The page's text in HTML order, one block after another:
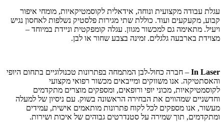
עגלת עבודה מקצועית ונוחה, אידאלית לקוסמטיקאיות, מומחי איפור
קבוע, מקעקעים ועוד. כוללת שתי מגירות פלסטיק נשלפות לאחסון נגיש
ויעיל. מתאימה גם למכשור מגוון. עגלה קומפקטית וניידת במיוחד –
מצוידת בארבעה גלגלים. זמינה בצבע שחור או לבן.
In Laser – חברה כחול-לבן המתמחה בפתרונות טכנולוגיים בתחום היופי
והאסתטיקה. אנו משווקים ומייבאים מכשור רפואי מקצועי
לקוסמטיקאיות, מכוני יופי ורופאים, ומספקים מוצרים מתקדמים
וחדשניים שמהווים את הבחירה הראשונה בשוק. עם ניסיון של למעלה
מעשור, אנו מספקים לכל לקוח פתרונות מותאמים אישית, עמידים
ומתקדמים, תוך שמירה על סטנדרטים גבוהים של איכות ושירות.